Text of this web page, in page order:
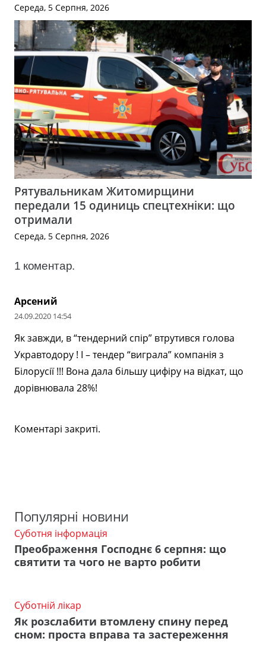
Середа, 5 Серпня, 2026
Рятувальникам Житомирщини
передали 15 одиниць спецтехніки: що
отримали
Середа, 5 Серпня, 2026
1 коментар.
Арсений
24.09.2020 14:54
Як завжди, в “тендерний спір” втрутився голова
Укравтодору ! І – тендер “виграла” компанія з
Білорусії !!! Вона дала більшу цифіру на відкат, що
дорівнювала 28%!
Коментарі закриті.
Популярні новини
Суботня інформація
Преображення Господнє 6 серпня: що
святити та чого не варто робити
Суботній лікар
Як розслабити втомлену спину перед
сном: проста вправа та застереження